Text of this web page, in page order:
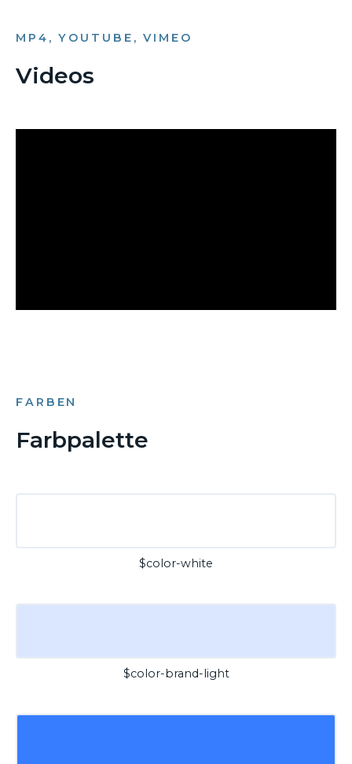
MP4, YOUTUBE, VIMEO
Videos
FARBEN
Farbpalette
$color-white
$color-brand-light